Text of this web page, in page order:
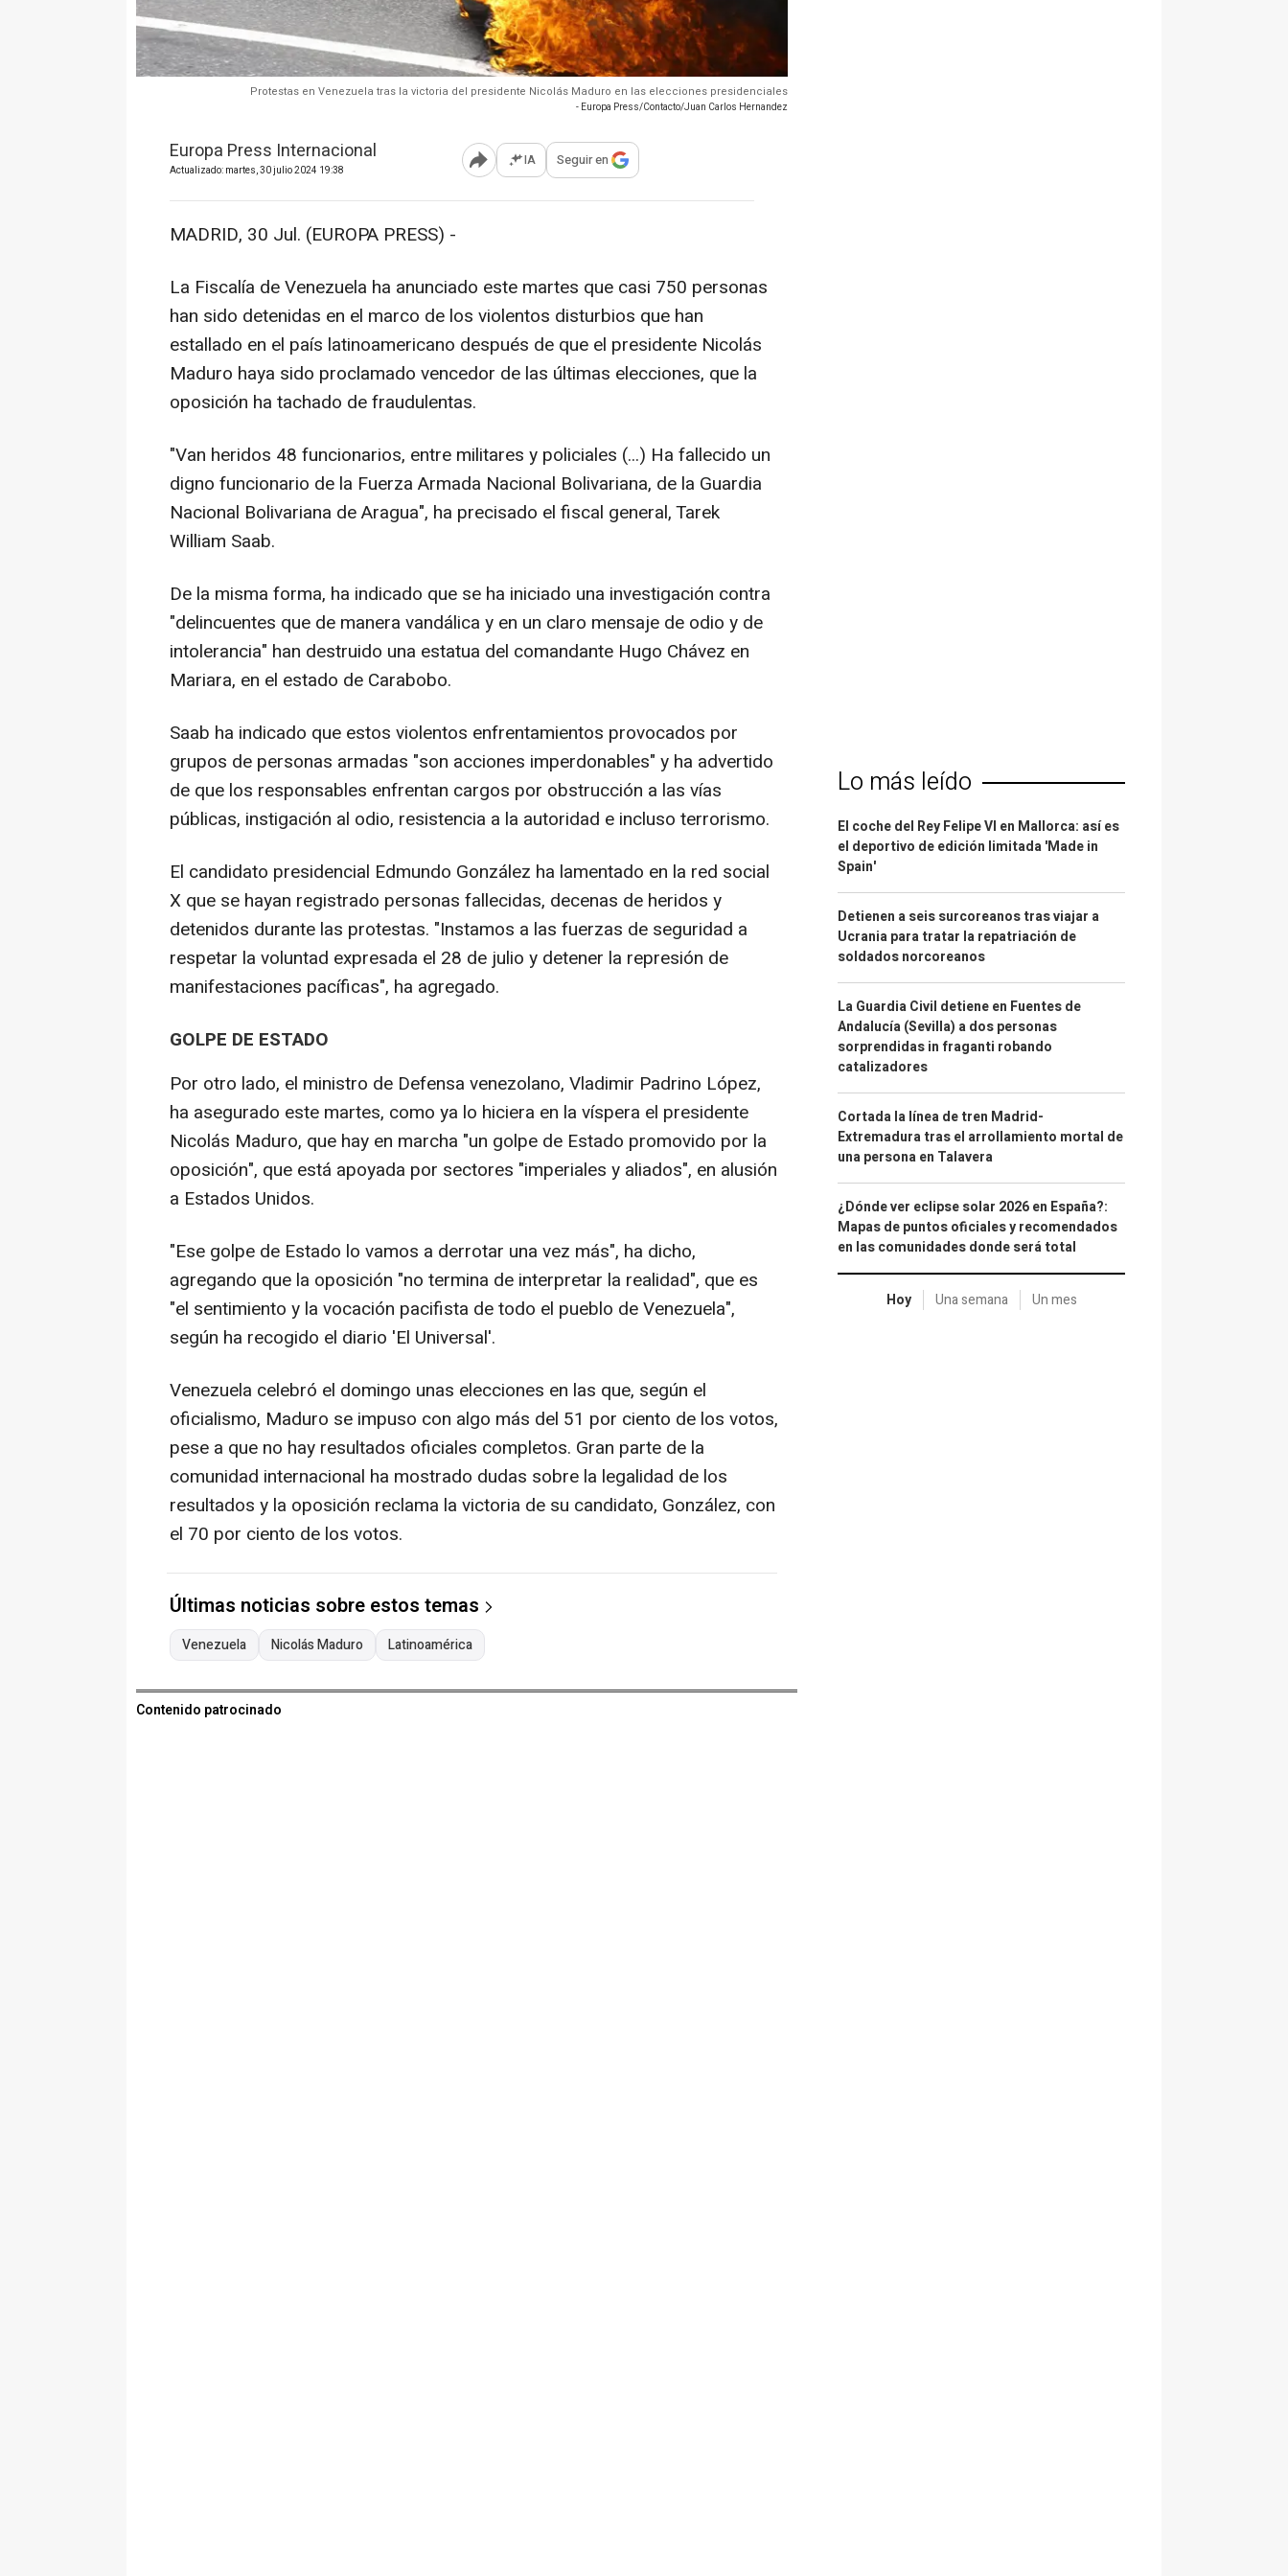
Protestas en Venezuela tras la victoria del presidente Nicolás Maduro en las elecciones presidenciales
- Europa Press/Contacto/Juan Carlos Hernandez
Europa Press Internacional
Actualizado: martes, 30 julio 2024 19:38 Abrir opciones para compartir
IA Seguir en
MADRID, 30 Jul. (EUROPA PRESS) -
La Fiscalía de Venezuela ha anunciado este martes que casi 750 personas
han sido detenidas en el marco de los violentos disturbios que han
estallado en el país latinoamericano después de que el presidente Nicolás
Maduro haya sido proclamado vencedor de las últimas elecciones, que la
oposición ha tachado de fraudulentas.
"Van heridos 48 funcionarios, entre militares y policiales (...) Ha fallecido un
digno funcionario de la Fuerza Armada Nacional Bolivariana, de la Guardia
Nacional Bolivariana de Aragua", ha precisado el fiscal general, Tarek
William Saab.
De la misma forma, ha indicado que se ha iniciado una investigación contra
"delincuentes que de manera vandálica y en un claro mensaje de odio y de
intolerancia" han destruido una estatua del comandante Hugo Chávez en
Mariara, en el estado de Carabobo.
Saab ha indicado que estos violentos enfrentamientos provocados por
grupos de personas armadas "son acciones imperdonables" y ha advertido
de que los responsables enfrentan cargos por obstrucción a las vías
públicas, instigación al odio, resistencia a la autoridad e incluso terrorismo.
El candidato presidencial Edmundo González ha lamentado en la red social
X que se hayan registrado personas fallecidas, decenas de heridos y
detenidos durante las protestas. "Instamos a las fuerzas de seguridad a
respetar la voluntad expresada el 28 de julio y detener la represión de
manifestaciones pacíficas", ha agregado.
GOLPE DE ESTADO
Por otro lado, el ministro de Defensa venezolano, Vladimir Padrino López,
ha asegurado este martes, como ya lo hiciera en la víspera el presidente
Nicolás Maduro, que hay en marcha "un golpe de Estado promovido por la
oposición", que está apoyada por sectores "imperiales y aliados", en alusión
a Estados Unidos.
"Ese golpe de Estado lo vamos a derrotar una vez más", ha dicho,
agregando que la oposición "no termina de interpretar la realidad", que es
"el sentimiento y la vocación pacifista de todo el pueblo de Venezuela",
según ha recogido el diario 'El Universal'.
Venezuela celebró el domingo unas elecciones en las que, según el
oficialismo, Maduro se impuso con algo más del 51 por ciento de los votos,
pese a que no hay resultados oficiales completos. Gran parte de la
comunidad internacional ha mostrado dudas sobre la legalidad de los
resultados y la oposición reclama la victoria de su candidato, González, con
el 70 por ciento de los votos.
Últimas noticias sobre estos temas
Venezuela Nicolás Maduro Latinoamérica
Contenido patrocinado
Lo más leído
El coche del Rey Felipe VI en Mallorca: así es
el deportivo de edición limitada 'Made in
Spain'
Detienen a seis surcoreanos tras viajar a
Ucrania para tratar la repatriación de
soldados norcoreanos
La Guardia Civil detiene en Fuentes de
Andalucía (Sevilla) a dos personas
sorprendidas in fraganti robando
catalizadores
Cortada la línea de tren Madrid-
Extremadura tras el arrollamiento mortal de
una persona en Talavera
¿Dónde ver eclipse solar 2026 en España?:
Mapas de puntos oficiales y recomendados
en las comunidades donde será total
Hoy Una semana Un mes